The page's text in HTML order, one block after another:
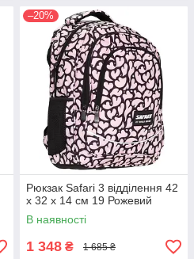
–20%
Рюкзак Safari 3 відділення 42
x 32 x 14 см 19 Рожевий
В наявності
1 348 ₴ 1 685 ₴